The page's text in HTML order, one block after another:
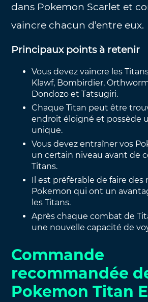
dans Pokemon Scarlet et
vaincre chacun d’entre eux.
Principaux points à retenir
Vous devez vaincre les
Klawf, Bombirdier,
Dondozo et Tatsugiri.
Chaque Titan peut être
endroit éloigné et possède
unique.
Vous devez entraîner vos
un certain niveau avant de
Titans.
Il est préférable de faire des
Pokemon qui ont un
les Titans.
Après chaque combat de
une nouvelle capacité de
Commande
recommandée
Pokemon Titan